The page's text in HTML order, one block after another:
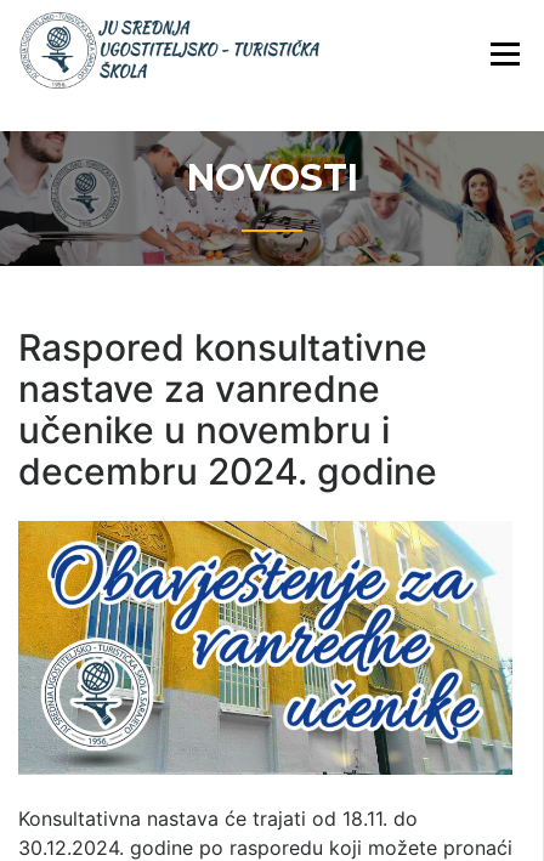
Skip
content
JU SREDNJA
NOVOSTI
Raspored konsultativne
nastave za vanredne
učenike u novembru i
decembru 2024. godine
Konsultativna nastava će trajati od 18.11. do
30.12.2024. godine po rasporedu koji možete pronaći